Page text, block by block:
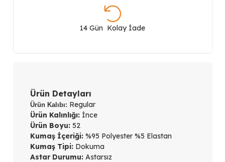
adet
14 Gün Kolay İade
Ürün Detayları
Ürün Kalıbı: Regular
Ürün Kalınlığı: İnce
Ürün Boyu: 52
Kumaş İçeriği: %95 Polyester %5 Elastan
Kumaş Tipi: Dokuma
Astar Durumu: Astarsız